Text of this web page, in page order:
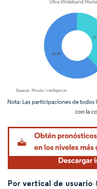
Imagen © Mordor Intelligence. El
Por vertical de